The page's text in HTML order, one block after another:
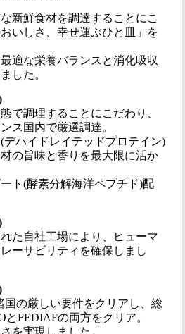
新鮮食材を調達することにこ
いしさ、幸せ運ぶひと皿」を
適な栄養バランスと消化吸収
した。
で調理することにこだわり、
ス国内で厳選調達。
デハイドレイテッドプロテイン)
の旨味と香りを最大限に活か
ト(酵素分解海洋ペプチド)配
た自社工場により、ヒューマ
ーサビリティを確保しまし
国の厳しい要件をクリアし、総
FEDIAFの両方をクリア。